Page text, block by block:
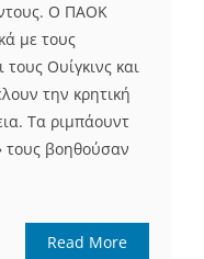
Ο ΠΑΟΚ
με τους
Ουίγκινς και
την κρητική
Τα ριμπάουντ
τους βοηθούσαν
Read More